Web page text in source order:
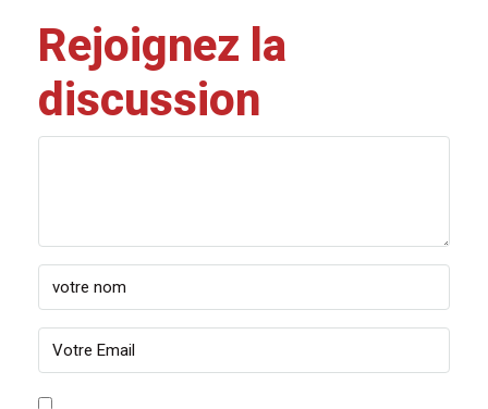
Rejoignez la
discussion